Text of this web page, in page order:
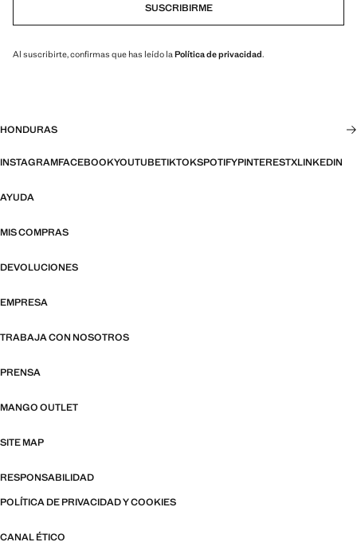
SUSCRIBIRME
Al suscribirte, confirmas que has leído la Política de privacidad.
HONDURAS
INSTAGRAMFACEBOOKYOUTUBETIKTOKSPOTIFYPINTERESTXLINKEDIN
AYUDA
MIS COMPRAS
DEVOLUCIONES
EMPRESA
TRABAJA CON NOSOTROS
PRENSA
MANGO OUTLET
SITE MAP
RESPONSABILIDAD
POLÍTICA DE PRIVACIDAD Y COOKIES
CANAL ÉTICO